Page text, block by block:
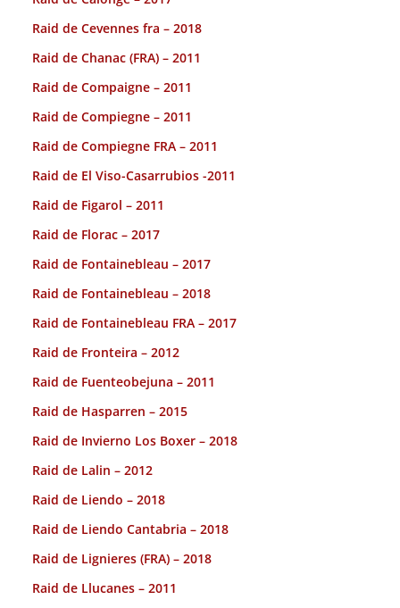
Raid de Cevennes fra – 2018
Raid de Chanac (FRA) – 2011
Raid de Compaigne – 2011
Raid de Compiegne – 2011
Raid de Compiegne FRA – 2011
Raid de El Viso-Casarrubios -2011
Raid de Figarol – 2011
Raid de Florac – 2017
Raid de Fontainebleau – 2017
Raid de Fontainebleau – 2018
Raid de Fontainebleau FRA – 2017
Raid de Fronteira – 2012
Raid de Fuenteobejuna – 2011
Raid de Hasparren – 2015
Raid de Invierno Los Boxer – 2018
Raid de Lalin – 2012
Raid de Liendo – 2018
Raid de Liendo Cantabria – 2018
Raid de Lignieres (FRA) – 2018
Raid de Llucanes – 2011